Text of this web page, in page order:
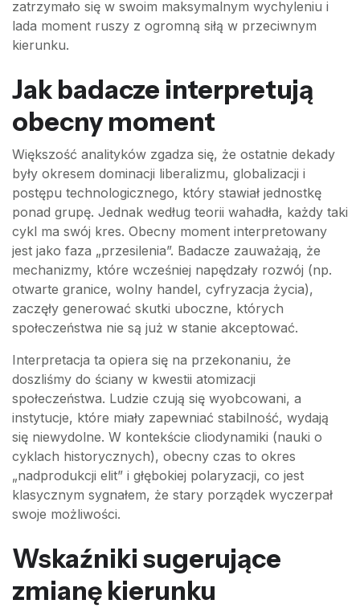
zatrzymało się w swoim maksymalnym wychyleniu i
lada moment ruszy z ogromną siłą w przeciwnym
kierunku.
Jak badacze interpretują
obecny moment
Większość analityków zgadza się, że ostatnie dekady
były okresem dominacji liberalizmu, globalizacji i
postępu technologicznego, który stawiał jednostkę
ponad grupę. Jednak według teorii wahadła, każdy taki
cykl ma swój kres. Obecny moment interpretowany
jest jako faza „przesilenia”. Badacze zauważają, że
mechanizmy, które wcześniej napędzały rozwój (np.
otwarte granice, wolny handel, cyfryzacja życia),
zaczęły generować skutki uboczne, których
społeczeństwa nie są już w stanie akceptować.
Interpretacja ta opiera się na przekonaniu, że
doszliśmy do ściany w kwestii atomizacji
społeczeństwa. Ludzie czują się wyobcowani, a
instytucje, które miały zapewniać stabilność, wydają
się niewydolne. W kontekście cliodynamiki (nauki o
cyklach historycznych), obecny czas to okres
„nadprodukcji elit” i głębokiej polaryzacji, co jest
klasycznym sygnałem, że stary porządek wyczerpał
swoje możliwości.
Wskaźniki sugerujące
zmianę kierunku